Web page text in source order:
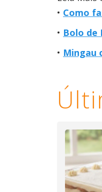
Como
Bolo de
Mingau